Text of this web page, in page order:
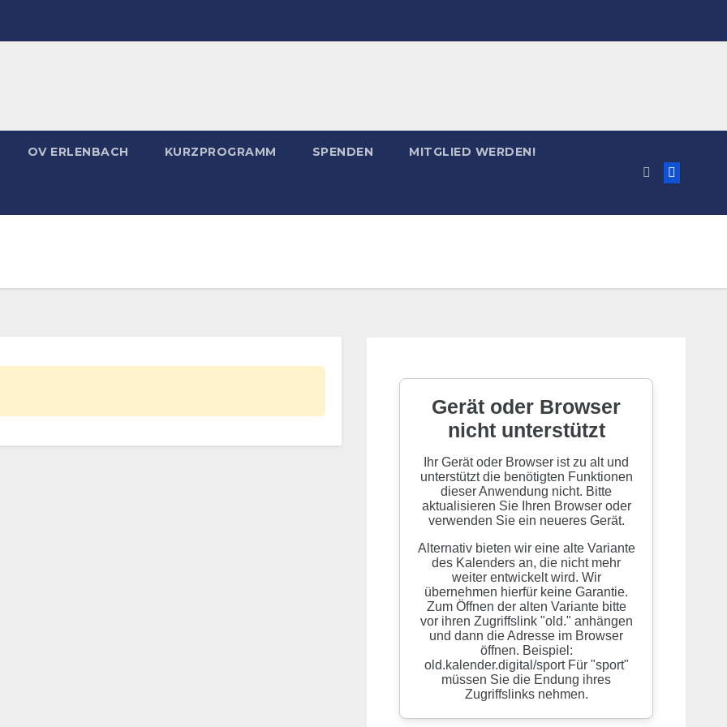
OV ERLENBACH KURZPROGRAMM SPENDEN MITGLIED WERDEN!